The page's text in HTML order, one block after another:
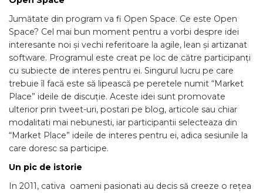
Jumătate din program va fi Open Space. Ce este Open
Space? Cel mai bun moment pentru a vorbi despre idei
interesante noi și vechi referitoare la agile, lean și artizanat
software. Programul este creat pe loc de către participanți
cu subiecte de interes pentru ei. Singurul lucru pe care
trebuie îl facă este să lipească pe peretele numit “Market
Place” ideile de discuție. Aceste idei sunt promovate
ulterior prin tweet-uri, postari pe blog, articole sau chiar
modalitati mai nebunesti, iar participantii selecteaza din
“Market Place” ideile de interes pentru ei, adica sesiunile la
care doresc sa participe.
Un pic de istorie
In 2011, cativa oameni pasionati au decis să creeze o rețea